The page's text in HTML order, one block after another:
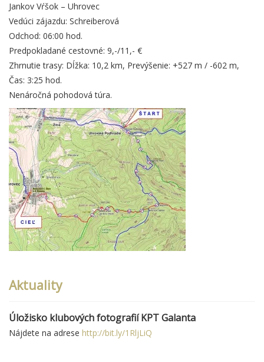
Jankov Vŕšok – Uhrovec
Vedúci zájazdu: Schreiberová
Odchod: 06:00 hod.
Predpokladané cestovné: 9,-/11,- €
Zhrnutie trasy: Dĺžka: 10,2 km, Prevýšenie: +527 m / -602 m,
Čas: 3:25 hod.
Nenáročná pohodová túra.
Aktuality
Úložisko klubových fotografií KPT Galanta
Nájdete na adrese http://bit.ly/1RljLiQ